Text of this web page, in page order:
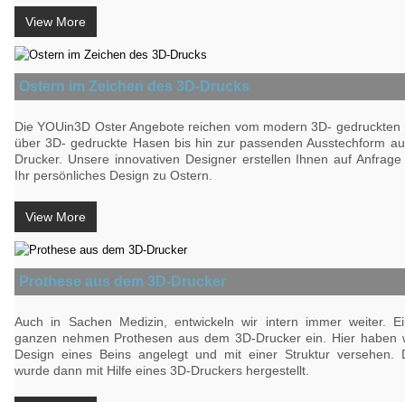
View More
Ostern im Zeichen des 3D-Drucks
Die YOUin3D Oster Angebote reichen vom modern 3D- gedruckten
über 3D- gedruckte Hasen bis hin zur passenden Ausstechform
Drucker. Unsere innovativen Designer erstellen Ihnen auf
Ihr persönliches Design zu Ostern.
View More
Prothese aus dem 3D-Drucker
Auch in Sachen Medizin, entwickeln wir intern immer weiter.
ganzen nehmen Prothesen aus dem 3D-Drucker ein. Hier haben
Design eines Beins angelegt und mit einer Struktur versehen.
wurde dann mit Hilfe eines 3D-Druckers hergestellt.